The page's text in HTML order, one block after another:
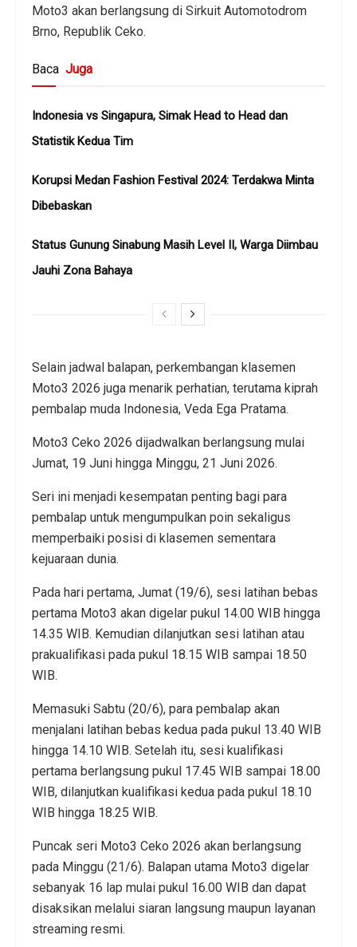
Moto3 akan berlangsung di Sirkuit Automotodrom
Brno, Republik Ceko.
Baca Juga
Indonesia vs Singapura, Simak Head to Head dan
Statistik Kedua Tim
Korupsi Medan Fashion Festival 2024: Terdakwa Minta
Dibebaskan
Status Gunung Sinabung Masih Level II, Warga Diimbau
Jauhi Zona Bahaya
Selain jadwal balapan, perkembangan klasemen
Moto3 2026 juga menarik perhatian, terutama kiprah
pembalap muda Indonesia, Veda Ega Pratama.
Moto3 Ceko 2026 dijadwalkan berlangsung mulai
Jumat, 19 Juni hingga Minggu, 21 Juni 2026.
Seri ini menjadi kesempatan penting bagi para
pembalap untuk mengumpulkan poin sekaligus
memperbaiki posisi di klasemen sementara
kejuaraan dunia.
Pada hari pertama, Jumat (19/6), sesi latihan bebas
pertama Moto3 akan digelar pukul 14.00 WIB hingga
14.35 WIB. Kemudian dilanjutkan sesi latihan atau
prakualifikasi pada pukul 18.15 WIB sampai 18.50
WIB.
Memasuki Sabtu (20/6), para pembalap akan
menjalani latihan bebas kedua pada pukul 13.40 WIB
hingga 14.10 WIB. Setelah itu, sesi kualifikasi
pertama berlangsung pukul 17.45 WIB sampai 18.00
WIB, dilanjutkan kualifikasi kedua pada pukul 18.10
WIB hingga 18.25 WIB.
Puncak seri Moto3 Ceko 2026 akan berlangsung
pada Minggu (21/6). Balapan utama Moto3 digelar
sebanyak 16 lap mulai pukul 16.00 WIB dan dapat
disaksikan melalui siaran langsung maupun layanan
streaming resmi.